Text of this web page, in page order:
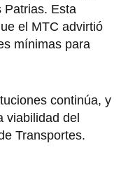
Patrias. Esta
el MTC advirtió
mínimas para
continúa, y
viabilidad del
Transportes.